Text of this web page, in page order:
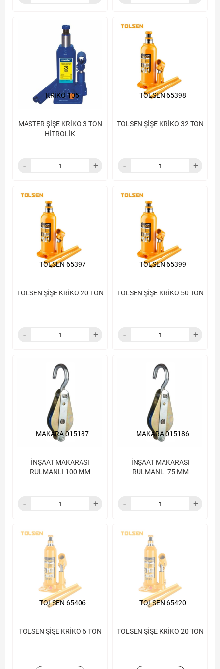
MASTER ŞİŞE KRİKO 3 TON
HİTROLİK
KRİKO 105
TOLSEN ŞİŞE KRİKO 32 TON
TOLSEN 65398
TOLSEN ŞİŞE KRİKO 20 TON
TOLSEN 65397
TOLSEN ŞİŞE KRİKO 50 TON
TOLSEN 65399
İNŞAAT MAKARASI
RULMANLI 100 MM
MAKARA 015187
İNŞAAT MAKARASI
RULMANLI 75 MM
MAKARA 015186
TOLSEN ŞİŞE KRİKO 6 TON
TOLSEN 65406
TOLSEN ŞİŞE KRİKO 20 TON
TOLSEN 65420